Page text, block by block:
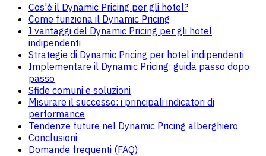
Cos'è il Dynamic Pricing per gli hotel?
Come funziona il Dynamic Pricing
I vantaggi del Dynamic Pricing per gli hotel
indipendenti
Strategie di Dynamic Pricing per hotel indipendenti
Implementare il Dynamic Pricing: guida passo dopo
passo
Sfide comuni e soluzioni
Misurare il successo: i principali indicatori di
performance
Tendenze future nel Dynamic Pricing alberghiero
Conclusioni
Domande frequenti (FAQ)